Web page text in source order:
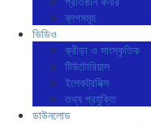
ব্লগসমূহ
ভিডিও
ক্রীড়া ও সাংস্কৃতিক
টিউটোরিয়াল
ইলেকট্রনিক্স
তথ্য প্রযুক্তি
ডাউনলোড